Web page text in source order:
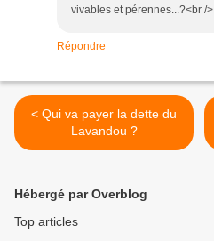
vivables et pérennes...?<br />
Répondre
< Qui va payer la dette du
Lavandou ?
Hébergé par Overblog
Top articles